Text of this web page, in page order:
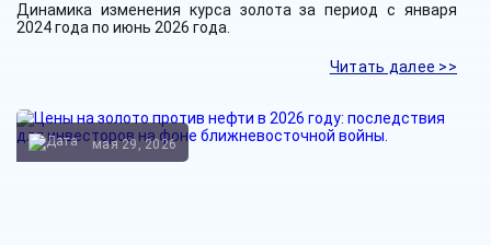
Динамика изменения курса золота за период с января
2024 года по июнь 2026 года.
Читать далее >>
мая 29, 2026